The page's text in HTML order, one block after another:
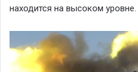
находится на высоком уровне.